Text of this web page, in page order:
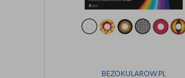
BEZOKULAROW.PL